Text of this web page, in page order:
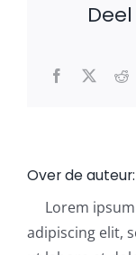
Facebook
X
Over de auteur:
Lorem
adipiscing elit,